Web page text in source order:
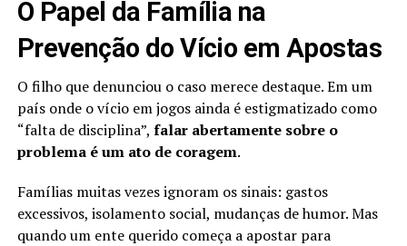
O Papel da Família na
Prevenção do Vício em Apostas
O filho que denunciou o caso merece destaque. Em um
país onde o vício em jogos ainda é estigmatizado como
“falta de disciplina”, falar abertamente sobre o
problema é um ato de coragem.
Famílias muitas vezes ignoram os sinais: gastos
excessivos, isolamento social, mudanças de humor. Mas
quando um ente querido começa a apostar para